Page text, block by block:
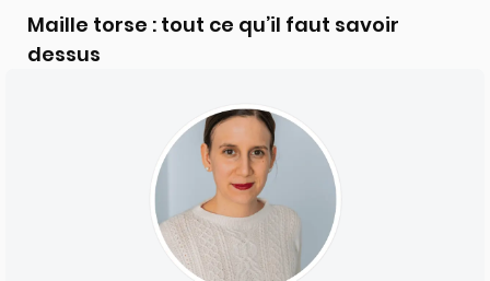
Maille torse : tout ce qu’il faut savoir
dessus